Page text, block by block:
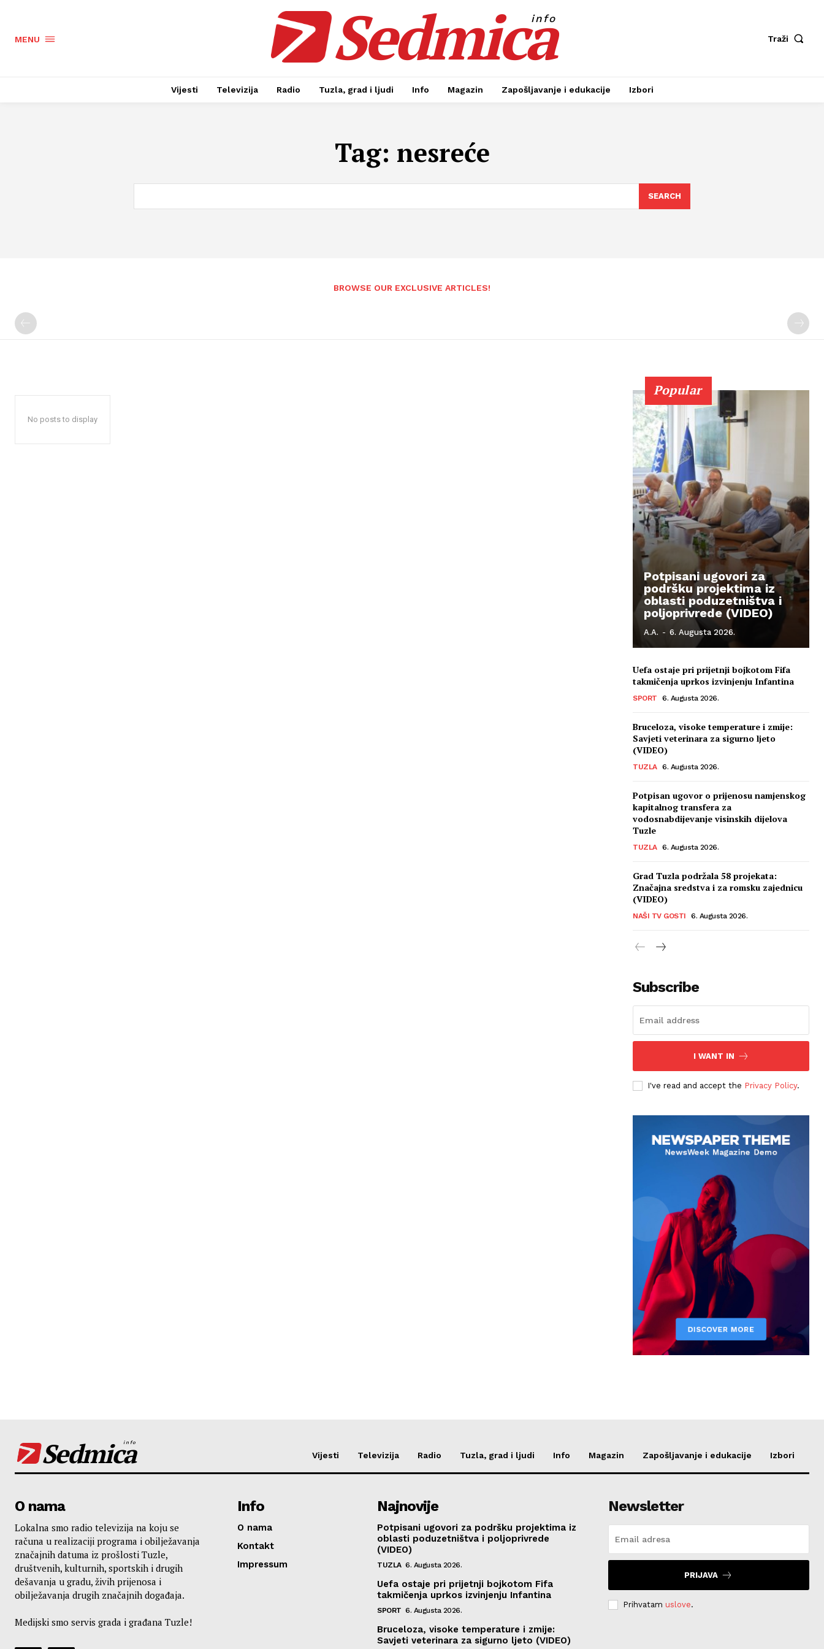
MENU Sedmica
info
Traži
Vijesti Televizija Radio Tuzla, grad i ljudi Info Magazin Zapošljavanje i edukacije Izbori
Tag: nesreće
SEARCH
BROWSE OUR EXCLUSIVE ARTICLES!
No posts to display
Popular
Potpisani ugovori za
podršku projektima iz
oblasti poduzetništva i
poljoprivrede (VIDEO)
A.A. - 6. Augusta 2026.
Uefa ostaje pri prijetnji bojkotom Fifa
takmičenja uprkos izvinjenju Infantina
SPORT 6. Augusta 2026.
Bruceloza, visoke temperature i zmije:
Savjeti veterinara za sigurno ljeto
(VIDEO)
TUZLA 6. Augusta 2026.
Potpisan ugovor o prijenosu namjenskog
kapitalnog transfera za
vodosnabdijevanje visinskih dijelova
Tuzle
TUZLA 6. Augusta 2026.
Grad Tuzla podržala 58 projekata:
Značajna sredstva i za romsku zajednicu
(VIDEO)
NAŠI TV GOSTI 6. Augusta 2026.
Subscribe
I WANT IN
I've read and accept the Privacy Policy.
Sedmica
info
Vijesti Televizija Radio Tuzla, grad i ljudi Info Magazin Zapošljavanje i edukacije Izbori
O nama
Lokalna smo radio televizija na koju se
računa u realizaciji programa i obilježavanja
značajnih datuma iz prošlosti Tuzle,
društvenih, kulturnih, sportskih i drugih
dešavanja u gradu, živih prijenosa i
obilježavanja drugih značajnih događaja.
Medijski smo servis grada i građana Tuzle!
Info
O nama
Kontakt
Impressum
Najnovije
Potpisani ugovori za podršku projektima iz
oblasti poduzetništva i poljoprivrede
(VIDEO)
TUZLA 6. Augusta 2026.
Uefa ostaje pri prijetnji bojkotom Fifa
takmičenja uprkos izvinjenju Infantina
SPORT 6. Augusta 2026.
Bruceloza, visoke temperature i zmije:
Savjeti veterinara za sigurno ljeto (VIDEO)
Newsletter
PRIJAVA
Prihvatam uslove.